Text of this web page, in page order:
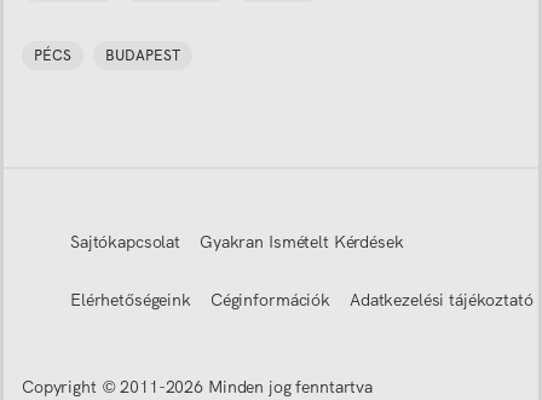
PÉCS BUDAPEST
Sajtókapcsolat Gyakran Ismételt Kérdések
Elérhetőségeink Céginformációk Adatkezelési tájékoztató
Copyright © 2011-2026 Minden jog fenntartva